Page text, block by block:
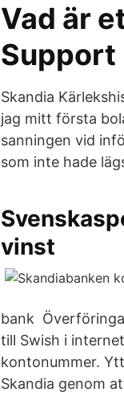
Vad är
Support
Skandia
jag mitt första
sanningen vid
som inte hade
vinst
bank
till Swish i
kontonummer.
Skandia genom